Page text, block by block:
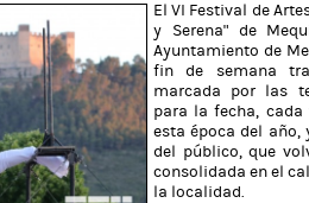
El VI Festival de
y Serena” de
Ayuntamiento de
fin de semana
marcada por las
para la fecha,
esta época del año,
del público, que
consolidada en el
la localidad.